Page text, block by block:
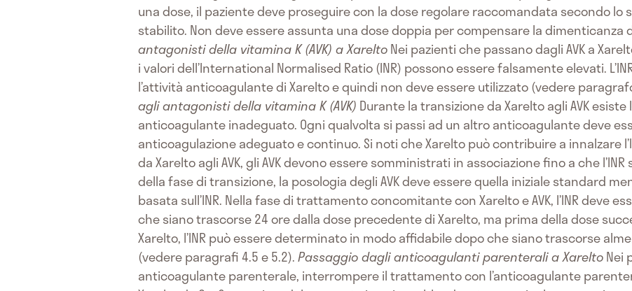
una dose, il paziente deve proseguire con la dose regolare raccomandata secondo lo
stabilito. Non deve essere assunta una dose doppia per compensare la dimenticanza
antagonisti della vitamina K (AVK) a XareltoNei pazienti che passano dagli AVK a
i valori dell’International Normalised Ratio (INR) possono essere falsamente elevati.
l’attività anticoagulante di Xarelto e quindi non deve essere utilizzato (vedere
agli antagonisti della vitamina K (AVK) Durante la transizione da Xarelto agli AVK
anticoagulante inadeguato. Ogni qualvolta si passi ad un altro anticoagulante deve
anticoagulazione adeguato e continuo. Si noti che Xarelto può contribuire a innalzare
da Xarelto agli AVK, gli AVK devono essere somministrati in associazione fino a che
della fase di transizione, la posologia degli AVK deve essere quella iniziale standard
basata sull’INR. Nella fase di trattamento concomitante con Xarelto e AVK, l’INR deve
che siano trascorse 24 ore dalla dose precedente di Xarelto, ma prima della dose
Xarelto, l’INR può essere determinato in modo affidabile dopo che siano trascorse
(vedere paragrafi 4.5 e 5.2).Passaggio dagli anticoagulanti parenterali a XareltoNei
anticoagulante parenterale, interrompere il trattamento con l’anticoagulante